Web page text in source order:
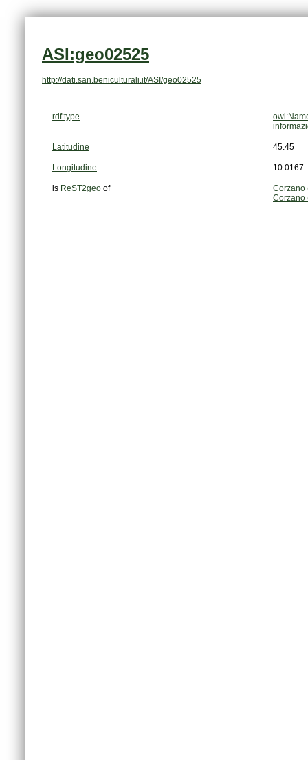
ASI:geo02525
http://dati.san.beniculturali.it/ASI/geo02525
rdf:type
Latitudine 45.45
Longitudine 10.0167
is ReST2geo of
Corzano
Corzano